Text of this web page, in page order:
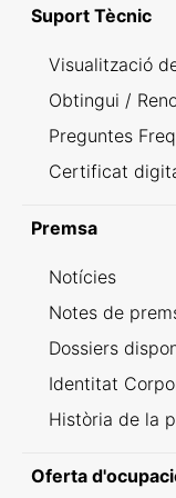
Suport Tècnic
Visualització
Obtingui /
Preguntes
Certificat
Premsa
Notícies
Notes de
Dossiers
Identitat
Història de la
Oferta